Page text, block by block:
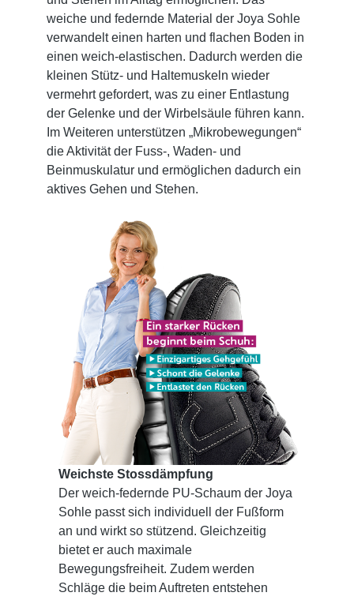
weiche und federnde Material der Joya Sohle
verwandelt einen harten und flachen Boden in
einen weich-elastischen. Dadurch werden die
kleinen Stütz- und Haltemuskeln wieder
vermehrt gefordert, was zu einer Entlastung
der Gelenke und der Wirbelsäule führen kann.
Im Weiteren unterstützen „Mikrobewegungen“
die Aktivität der Fuss-, Waden- und
Beinmuskulatur und ermöglichen dadurch ein
aktives Gehen und Stehen.
Weichste Stossdämpfung
Der weich-federnde PU-Schaum der Joya
Sohle passt sich individuell der Fußform
an und wirkt so stützend. Gleichzeitig
bietet er auch maximale
Bewegungsfreiheit. Zudem werden
Schläge die beim Auftreten entstehen